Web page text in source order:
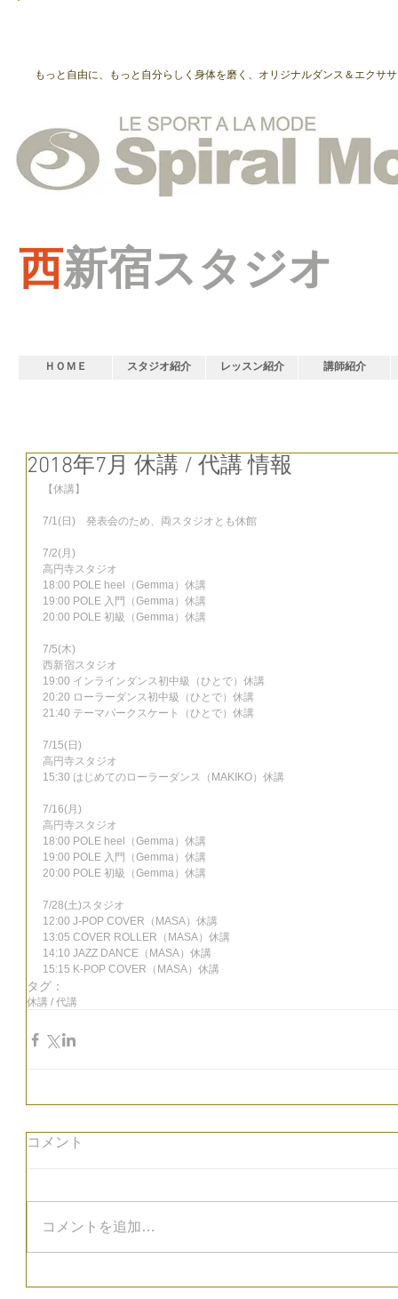
もっと自由に、もっと自分らしく身体を磨く、オリジナルダンス＆エクサ
西新宿スタジオ
ＨＯＭＥ スタジオ紹介 レッスン紹介 講師紹介
2018年7月 休講 / 代講 情報
【休講】
7/1(日)　発表会のため、両スタジオとも休館
7/2(月)
高円寺スタジオ
18:00 POLE heel（Gemma）休講
19:00 POLE 入門（Gemma）休講
20:00 POLE 初級（Gemma）休講
7/5(木)
西新宿スタジオ
19:00 インラインダンス初中級（ひとで）休講
20:20 ローラーダンス初中級（ひとで）休講
21:40 テーマパークスケート（ひとで）休講
7/15(日)
高円寺スタジオ
15:30 はじめてのローラーダンス（MAKIKO）休講
7/16(月)
高円寺スタジオ
18:00 POLE heel（Gemma）休講
19:00 POLE 入門（Gemma）休講
20:00 POLE 初級（Gemma）休講
7/28(土)スタジオ
12:00 J-POP COVER（MASA）休講
13:05 COVER ROLLER（MASA）休講
14:10 JAZZ DANCE（MASA）休講
15:15 K-POP COVER（MASA）休講
タグ：
休講 / 代講
コメント
コメントを追加…